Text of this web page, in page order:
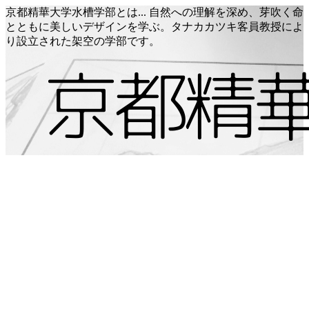
京都精華大学水槽学部とは... 自然への理解を深め、芽吹く命
とともに美しいデザインを学ぶ。タナカカツキ客員教授によ
り設立された架空の学部です。